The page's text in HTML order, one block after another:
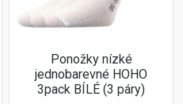
Ponožky nízké
jednobarevné HOHO
3pack BÍLÉ (3 páry)